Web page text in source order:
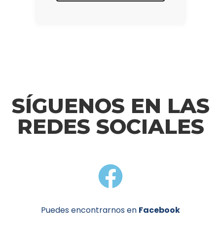
SÍGUENOS EN LAS
REDES SOCIALES
Puedes encontrarnos en Facebook